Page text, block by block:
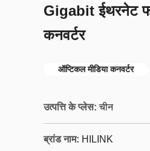
Gigabit ईथरनेट
कनवर्टर
ऑप्टिकल मीडिया कनवर्टर
उत्पत्ति के प्लेस: चीन
ब्रांड नाम: HILINK